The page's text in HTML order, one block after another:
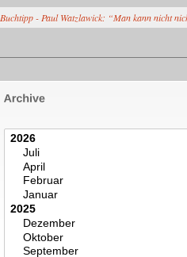
Buchtipp - Paul Watzlawick: “Man kann nicht